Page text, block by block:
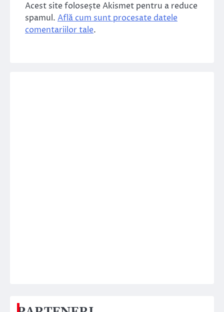
Acest site folosește Akismet pentru a reduce
spamul. Află cum sunt procesate datele
comentariilor tale.